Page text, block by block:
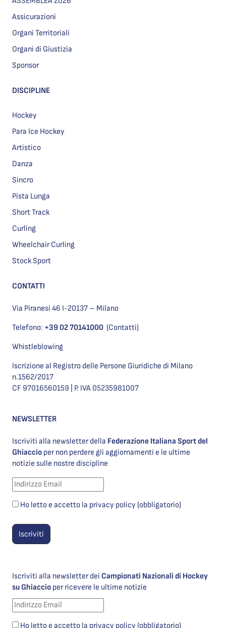
Assicurazioni
Organi Territoriali
Organi di Giustizia
Sponsor
DISCIPLINE
Hockey
Para Ice Hockey
Artistico
Danza
Sincro
Pista Lunga
Short Track
Curling
Wheelchair Curling
Stock Sport
CONTATTI
Via Piranesi 46 I-20137 – Milano
Telefono: +39 02 70141000 (Contatti)
Whistleblowing
Iscrizione al Registro delle Persone Giuridiche di Milano
n.1562/2017
CF 97016560159 | P. IVA 05235981007
NEWSLETTER
Iscriviti alla newsletter della Federazione Italiana Sport del
Ghiaccio per non perdere gli aggiornamenti e le ultime
notizie sulle nostre discipline
Ho letto e accetto la privacy policy (obbligatorio)
Iscriviti alla newsletter dei Campionati Nazionali di Hockey
su Ghiaccio per ricevere le ultime notizie
Ho letto e accetto la privacy policy (obbligatorio)